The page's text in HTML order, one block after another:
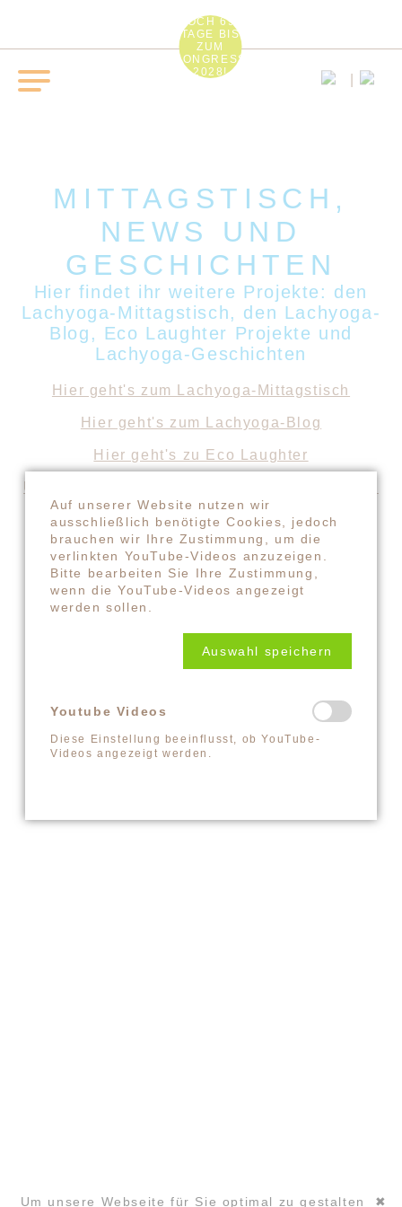
NOCH 693
TAGE BIS
ZUM
KONGRESS
2028!
MITTAGSTISCH,
NEWS UND
GESCHICHTEN
Hier findet ihr weitere Projekte: den
Lachyoga-Mittagstisch, den Lachyoga-
Blog, Eco Laughter Projekte und
Lachyoga-Geschichten
Hier geht's zum Lachyoga-Mittagstisch
Hier geht's zum Lachyoga-Blog
Hier geht's zu Eco Laughter
Und hier geht's zu den Lachyoga-Geschichten
SANDRA MANDL
DATENSCHUTZ
Auf unserer Website nutzen wir
ausschließlich benötigte Cookies, jedoch
brauchen wir Ihre Zustimmung, um die
verlinkten YouTube-Videos anzuzeigen.
Bitte bearbeiten Sie Ihre Zustimmung,
wenn die YouTube-Videos angezeigt
werden sollen.
Auswahl speichern
Youtube Videos
Diese Einstellung beeinflusst, ob YouTube-
Videos angezeigt werden.
✖
Um unsere Webseite für Sie optimal zu gestalten